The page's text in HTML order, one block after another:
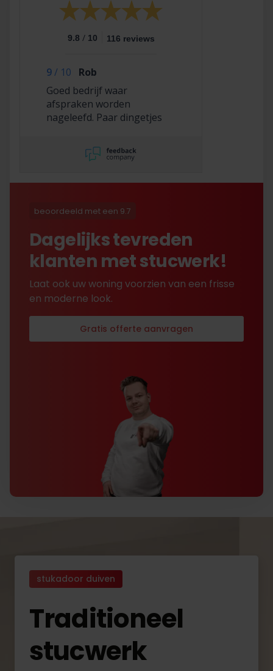
9.8 / 10 116 reviews
9/ 10
Rob
Goed bedrijf waar
afspraken worden
nageleefd. Paar dingetjes
korting gekregen. Duurde
lang eer ik de sleutel
met excuses , maar na
is alles toch na
beoordeeld met een 9.7
Dagelijks tevreden
klanten met stucwerk!
Laat ook uw woning voorzien van een frisse
en moderne look.
Gratis offerte aanvragen
stukadoor duiven
Traditioneel
stucwerk